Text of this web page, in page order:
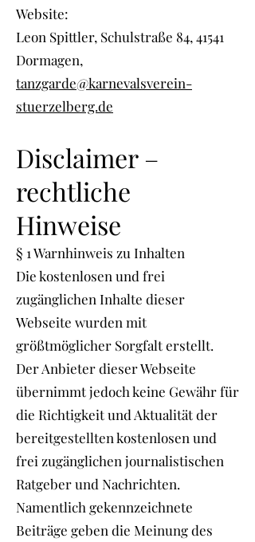
Website:
Leon Spittler, Schulstraße 84, 41541
Dormagen,
tanzgarde@karnevalsverein-
stuerzelberg.de
Disclaimer –
rechtliche
Hinweise
§ 1 Warnhinweis zu Inhalten
Die kostenlosen und frei
zugänglichen Inhalte dieser
Webseite wurden mit
größtmöglicher Sorgfalt erstellt.
Der Anbieter dieser Webseite
übernimmt jedoch keine Gewähr für
die Richtigkeit und Aktualität der
bereitgestellten kostenlosen und
frei zugänglichen journalistischen
Ratgeber und Nachrichten.
Namentlich gekennzeichnete
Beiträge geben die Meinung des